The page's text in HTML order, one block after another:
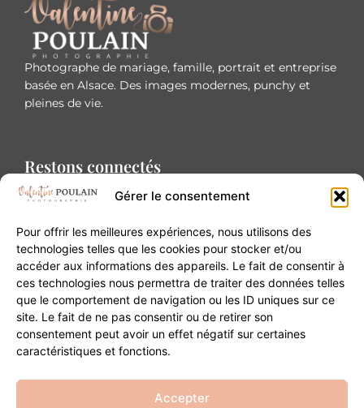
Gérer le consentement
Pour offrir les meilleures expériences, nous utilisons des
technologies telles que les cookies pour stocker et/ou
accéder aux informations des appareils. Le fait de consentir à
ces technologies nous permettra de traiter des données telles
que le comportement de navigation ou les ID uniques sur ce
site. Le fait de ne pas consentir ou de retirer son
consentement peut avoir un effet négatif sur certaines
caractéristiques et fonctions.
Accepter
Photographe de mariage, famille, portrait et entreprise
basée en Alsace. Des images modernes, punchy et
pleines de vie.
Restons connectés
Contact
20B Grand Rue 68180 Horbourg-Wihr
06 84 93 03 01
contact@valentinepoulain.com